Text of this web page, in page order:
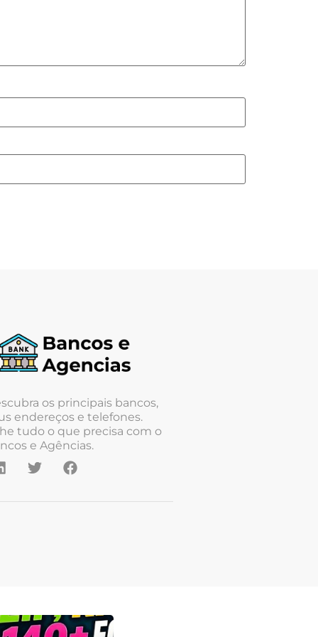
os principais bancos,
endereços e telefones.
tudo o que precisa com o
e Agências.